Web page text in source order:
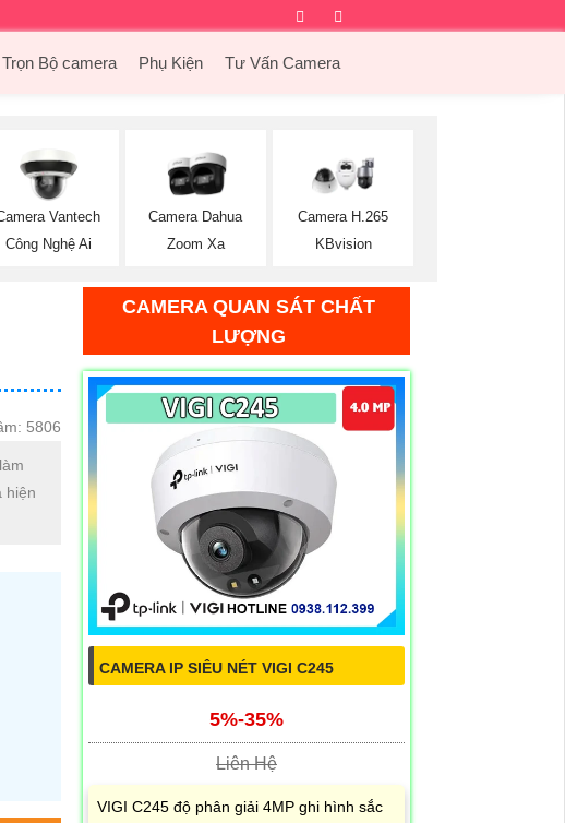
Facebook
Trọn Bộ camera Phụ Kiện Tư Vấn Camera
Vantech
Công Nghệ Ai
Camera Dahua
Zoom Xa
Camera H.265
KBvision
5806
hiện
CAMERA QUAN SÁT CHẤT
LƯỢNG
CAMERA IP SIÊU NÉT VIGI C245
5%-35%
Liên Hệ
VIGI C245 độ phân giải 4MP ghi hình sắc